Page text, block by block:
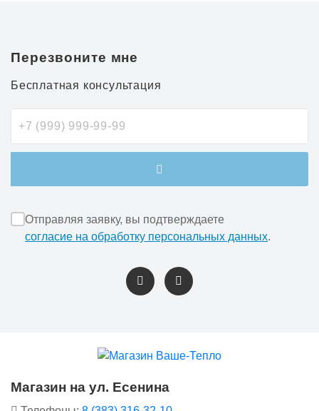
Перезвоните мне
Бесплатная консультация
Отправляя заявку, вы подтверждаете
согласие на обработку персональных данных.
Магазин на ул. Есенина